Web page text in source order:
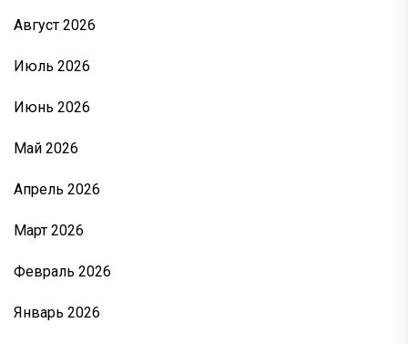
Август 2026
Июль 2026
Июнь 2026
Май 2026
Апрель 2026
Март 2026
Февраль 2026
Январь 2026